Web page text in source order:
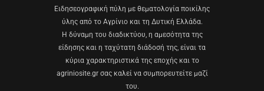
Eιδησεογραφική πύλη με θεματολογία ποικίλης
ύλης από το Αγρίνιο και τη Δυτική Ελλάδα.
Η δύναμη του διαδικτύου, η αμεσότητα της
είδησης και η ταχύτατη διάδοσή της, είναι τα
κύρια χαρακτηριστικά της εποχής και το
agriniosite.gr σας καλεί να συμπορευτείτε μαζί
του.